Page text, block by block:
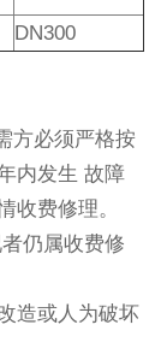
DN300
必须严格按
内发生 故障
收费修理。
仍属收费修
造或人为破坏